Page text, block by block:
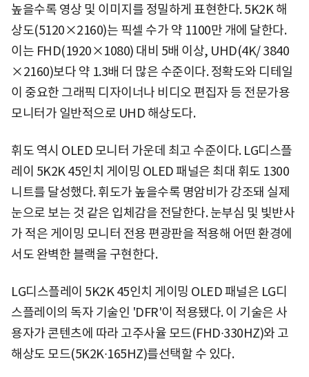
높을수록 영상 및 이미지를 정밀하게 표현한다. 5K2K 해
상도(5120×2160)는 픽셀 수가 약 1100만 개에 달한다.
이는 FHD(1920×1080) 대비 5배 이상, UHD(4K/ 3840
×2160)보다 약 1.3배 더 많은 수준이다. 정확도와 디테일
이 중요한 그래픽 디자이너나 비디오 편집자 등 전문가용
모니터가 일반적으로 UHD 해상도다.
휘도 역시 OLED 모니터 가운데 최고 수준이다. LG디스플
레이 5K2K 45인치 게이밍 OLED 패널은 최대 휘도 1300
니트를 달성했다. 휘도가 높을수록 명암비가 강조돼 실제
눈으로 보는 것 같은 입체감을 전달한다. 눈부심 및 빛반사
가 적은 게이밍 모니터 전용 편광판을 적용해 어떤 환경에
서도 완벽한 블랙을 구현한다.
LG디스플레이 5K2K 45인치 게이밍 OLED 패널은 LG디
스플레이의 독자 기술인 'DFR'이 적용됐다. 이 기술은 사
용자가 콘텐츠에 따라 고주사율 모드(FHD∙330HZ)와 고
해상도 모드(5K2K∙165HZ)를선택할 수 있다.